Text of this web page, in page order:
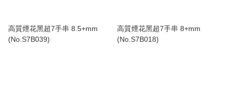
高質煙花黑超7手串 8.5+mm
(No.S7B039)
高質煙花黑超7手串 8+mm
(No.S7B018)